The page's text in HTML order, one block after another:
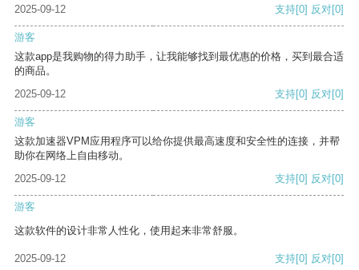
2025-09-12
支持[0] 反对[0]
游客
这款app是我购物的得力助手，让我能够找到最优惠的价格，买到最合适
的商品。
2025-09-12
支持[0] 反对[0]
游客
这款加速器VPM应用程序可以给你提供最高速度和安全性的连接，并帮
助你在网络上自由移动。
2025-09-12
支持[0] 反对[0]
游客
这款软件的设计非常人性化，使用起来非常舒服。
2025-09-12 支持[0] 反对[0]